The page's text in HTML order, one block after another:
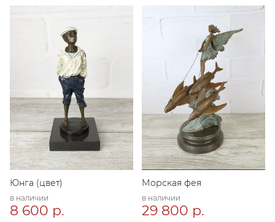
Юнга (цвет)
в наличии
8 600 р.
Морская фея
в наличии
29 800 р.